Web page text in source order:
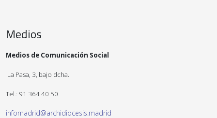
Medios
Medios de Comunicación Social
La Pasa, 3, bajo dcha.
Tel.: 91 364 40 50
infomadrid@archidiocesis.madrid